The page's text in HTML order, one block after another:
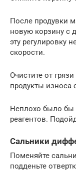
После продувки
новую корзину с
эту регулировку
скорости.
Очистите от
продукты износа
Неплохо было бы
реагентов.
Сальники
Поменяйте
подденьте